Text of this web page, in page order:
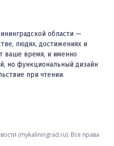
области —
людях, достижениях и
ваше время, и именно
но функциональный дизайн
при чтении.
(mykaliningrad.ru). Все права